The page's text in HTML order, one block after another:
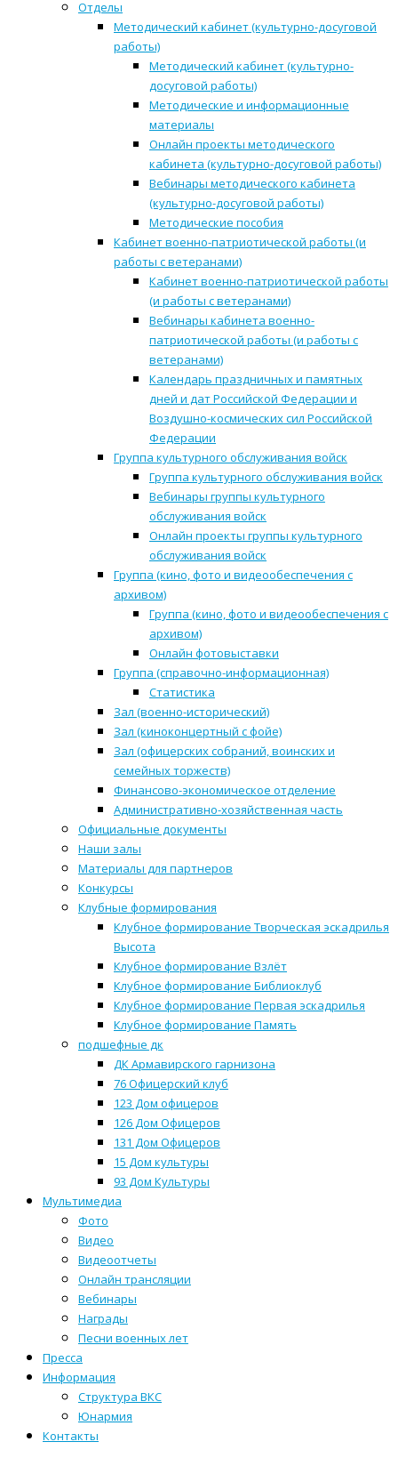
Отделы
Методический кабинет (культурно-досуговой
работы)
Методический кабинет (культурно-
досуговой работы)
Методические и информационные
материалы
Онлайн проекты методического
кабинета (культурно-досуговой работы)
Вебинары методического кабинета
(культурно-досуговой работы)
Методические пособия
Кабинет военно-патриотической работы (и
работы с ветеранами)
Кабинет военно-патриотической работы
(и работы с ветеранами)
Вебинары кабинета военно-
патриотической работы (и работы с
ветеранами)
Календарь праздничных и памятных
дней и дат Российской Федерации и
Воздушно-космических сил Российской
Федерации
Группа культурного обслуживания войск
Группа культурного обслуживания войск
Вебинары группы культурного
обслуживания войск
Онлайн проекты группы культурного
обслуживания войск
Группа (кино, фото и видеообеспечения с
архивом)
Группа (кино, фото и видеообеспечения с
архивом)
Онлайн фотовыставки
Группа (справочно-информационная)
Статистика
Зал (военно-исторический)
Зал (киноконцертный с фойе)
Зал (офицерских собраний, воинских и
семейных торжеств)
Финансово-экономическое отделение
Административно-хозяйственная часть
Официальные документы
Наши залы
Материалы для партнеров
Конкурсы
Клубные формирования
Клубное формирование Творческая эскадрилья
Высота
Клубное формирование Взлёт
Клубное формирование Библиоклуб
Клубное формирование Первая эскадрилья
Клубное формирование Память
подшефные дк
ДК Армавирского гарнизона
76 Офицерский клуб
123 Дом офицеров
126 Дом Офицеров
131 Дом Офицеров
15 Дом культуры
93 Дом Культуры
Мультимедиа
Фото
Видео
Видеоотчеты
Онлайн трансляции
Вебинары
Награды
Песни военных лет
Пресса
Информация
Структура ВКС
Юнармия
Контакты